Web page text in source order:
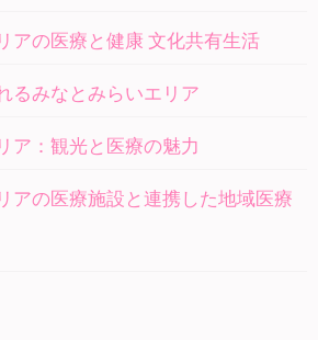
アの医療と健康 文化共有生活
るみなとみらいエリア
ア：観光と医療の魅力
アの医療施設と連携した地域医療